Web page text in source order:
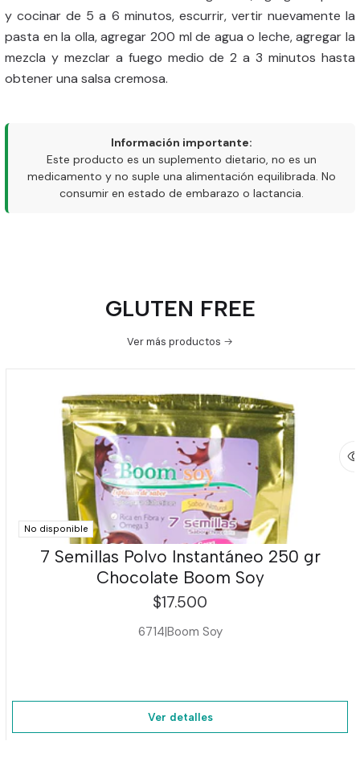
y cocinar de 5 a 6 minutos, escurrir, vertir nuevamente la
pasta en la olla, agregar 200 ml de agua o leche, agregar la
mezcla y mezclar a fuego medio de 2 a 3 minutos hasta
obtener una salsa cremosa.
Información importante:
Este producto es un suplemento dietario, no es un
medicamento y no suple una alimentación equilibrada. No
consumir en estado de embarazo o lactancia.
GLUTEN FREE
Ver más productos
No disponible
7 Semillas Polvo Instantáneo 250 gr
Chocolate Boom Soy
$17.500
6714|Boom Soy
Ver detalles